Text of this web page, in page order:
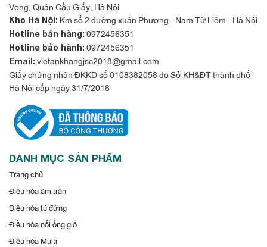
Vọng, Quận Cầu Giấy, Hà Nội
Kho Hà Nội: Km số 2 đường xuân Phương - Nam Từ Liêm - Hà Nội
Hotline bán hàng: 0972456351
Hotline bảo hành: 0972456351
Email: vietankhangjsc2018@gmail.com
Giấy chứng nhận ĐKKD số 0108382058 do Sở KH&ĐT thành phố
Hà Nội cấp ngày 31/7/2018
DANH MỤC SẢN PHẨM
Trang chủ
Điều hòa âm trần
Điều hòa tủ đứng
Điều hòa nối ống gió
Điều hòa Multi